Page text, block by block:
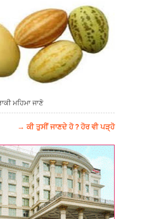
ਮਹਿਮਾ ਜਾਣੋ
→ ਕੀ ਤੁਸੀਂ ਜਾਣਦੇ ਹੋ ? ਹੋਰ ਵੀ ਪੜ੍ਹੋ